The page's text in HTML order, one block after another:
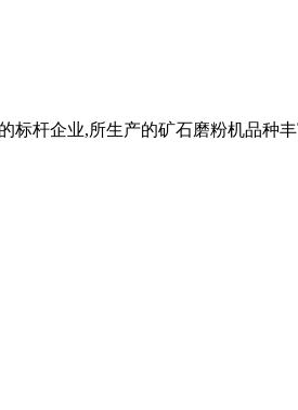
杆企业,所生产的矿石磨粉机品种